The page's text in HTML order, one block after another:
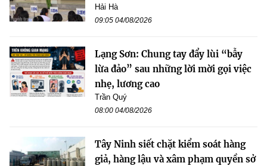
Hải Hà
09:05 04/08/2026
Lạng Sơn: Chung tay đẩy lùi “bẫy
lừa đảo” sau những lời mời gọi việc
nhẹ, lương cao
Trần Quý
08:00 04/08/2026
Tây Ninh siết chặt kiểm soát hàng
giả, hàng lậu và xâm phạm quyền sở